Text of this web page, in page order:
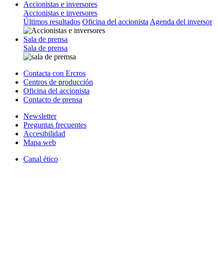
Accionistas e inversores
Accionistas e inversores
Últimos resultados Oficina del accionista Agenda del inversor
Sala de prensa
Sala de prensa
Contacta con Ercros
Centros de producción
Oficina del accionista
Contacto de prensa
Newsletter
Preguntas frecuentes
Accesibilidad
Mapa web
Canal ético